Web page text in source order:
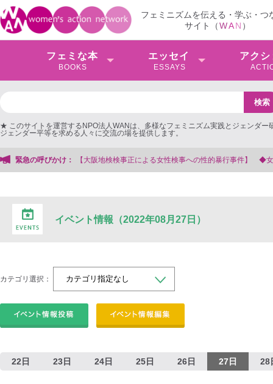
フェミニズムを伝える・学ぶ・つ
サイト（WAN ）
フェミな本
BOOKS
エッセイ
ESSAYS
アクシ
★ このサイトを運営するNPO法人WANは、多様なフェミニズム実践とジェンダー
ジェンダー平等を求める人々に交流の場を提供します。
緊急の呼びかけ：
大阪地検検事正による女性検事への性的暴行事件】 ◆女性検事を支援する会事
イベント情報（2022年08月27日）
カテゴリ選択：
22日 23日 24日 25日 26日 27日 28